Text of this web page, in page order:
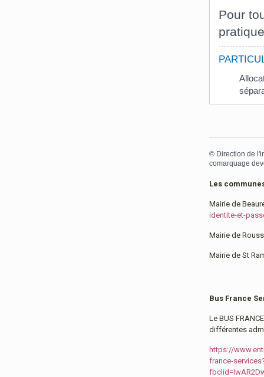
Pour
© Direction de
comarquage
Les
Mairie de
identite-et-
Mairie de
Mairie de St
Bus France
Le BUS
différentes
https://
france-